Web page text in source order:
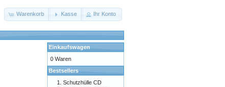
Warenkorb Kasse Ihr Konto
Einkaufswagen
0 Waren
Bestsellers
Schutzhülle CD